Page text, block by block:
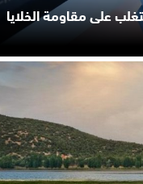
على مقاومة الخلايا